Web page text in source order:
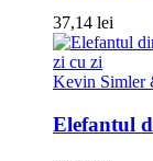
37,14 lei
Kevin Simler
Elefantul